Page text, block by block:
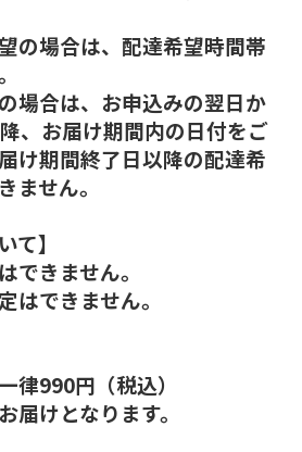
の場合は、配達希望時間帯
場合は、お申込みの翌日か
、お届け期間内の日付をご
け期間終了日以降の配達希
ません。
て】
きません。
できません。
律990円（税込）
けとなります。